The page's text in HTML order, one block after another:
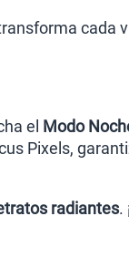
cada
el Modo
Pixels,
radiantes.